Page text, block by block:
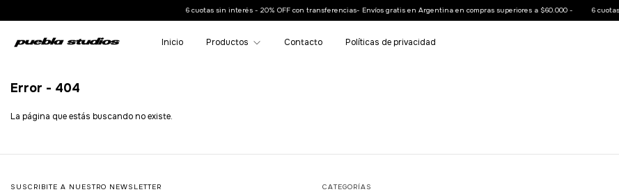
6 cuotas sin interés - 20% OFF con transferencias- Envíos gratis en Argentina en compras superiores a $60.000 - 6 cuotas
Inicio Productos Contacto Políticas de privacidad
Error - 404
La página que estás buscando no existe.
SUSCRIBITE A NUESTRO NEWSLETTER CATEGORÍAS